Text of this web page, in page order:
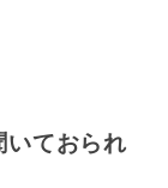
いておられ